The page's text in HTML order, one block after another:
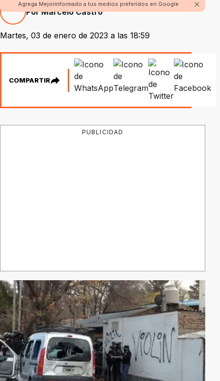
Agrega Mejorinformado a tus medios preferidos en Google
Por Marcelo Castro
Martes, 03 de enero de 2023 a las 18:59
COMPARTIR
PUBLICIDAD